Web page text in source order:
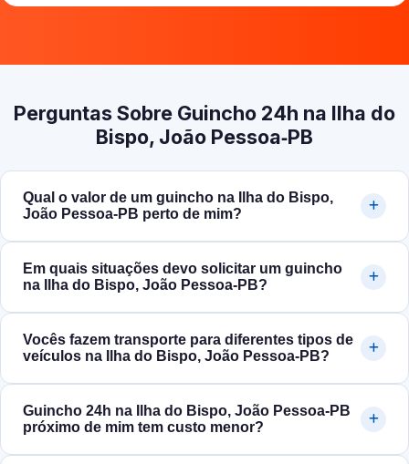
Perguntas Sobre Guincho 24h na Ilha do
Bispo, João Pessoa‑PB
Qual o valor de um guincho na Ilha do Bispo,
João Pessoa‑PB perto de mim?
Em quais situações devo solicitar um guincho
na Ilha do Bispo, João Pessoa‑PB?
Vocês fazem transporte para diferentes tipos de
veículos na Ilha do Bispo, João Pessoa‑PB?
Guincho 24h na Ilha do Bispo, João Pessoa‑PB
próximo de mim tem custo menor?